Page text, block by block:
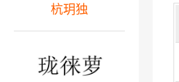
杭玥独